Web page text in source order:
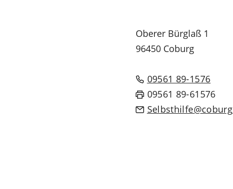
Oberer Bürglaß 1
96450 Coburg
09561 89-1576
09561 89-61576
Selbsthilfe
coburg